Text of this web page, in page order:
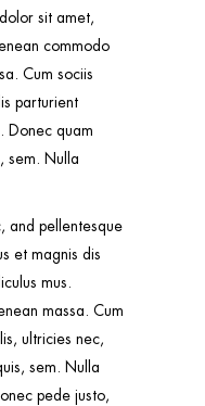
sit amet,
commodo
Cum sociis
parturient
Donec quam
sem. Nulla
and pellentesque
et magnis dis
mus.
massa. Cum
ultricies nec,
sem. Nulla
pede justo,